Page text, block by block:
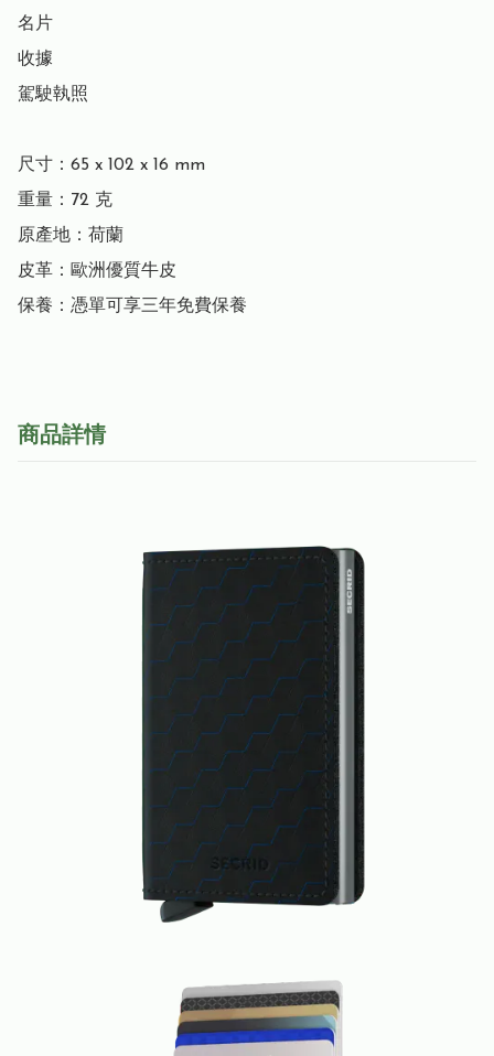
名片
收據
駕駛執照
尺寸：65 x 102 x 16 mm
重量：72 克
原產地：荷蘭
皮革：歐洲優質牛皮
保養：憑單可享三年免費保養
商品詳情